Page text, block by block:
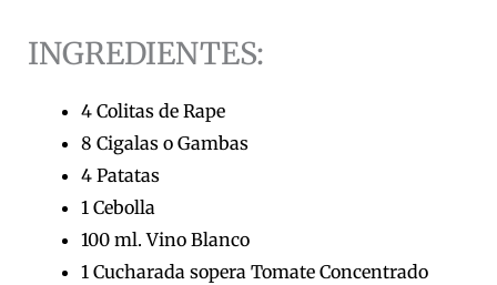
INGREDIENTES:
4 Colitas de Rape
8 Cigalas o Gambas
4 Patatas
1 Cebolla
100 ml. Vino Blanco
1 Cucharada sopera Tomate Concentrado